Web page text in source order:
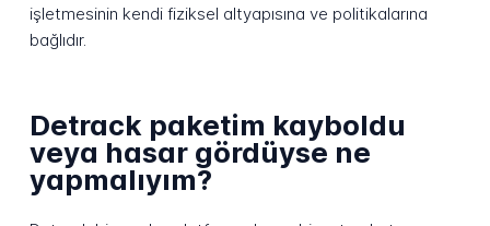
işletmesinin kendi fiziksel altyapısına ve politikalarına
bağlıdır.
Detrack paketim kayboldu
veya hasar gördüyse ne
yapmalıyım?